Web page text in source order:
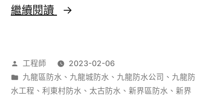
先
繼續閱讀
防
程
步
作
者：
工程師
2023-02-06
分
類：
九龍區防水 、 九龍城防水 、 九龍防水公司 、 九龍防
水工程 、 利東村防水 、 太古防水 、 新界區防水 、 新界